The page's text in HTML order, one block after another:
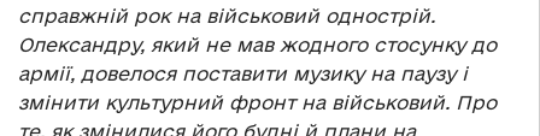
справжній рок на військовий однострій.
Олександру, який не мав жодного стосунку до
армії, довелося поставити музику на паузу і
змінити культурний фронт на військовий. Про
те, як змінилися його будні й плани на